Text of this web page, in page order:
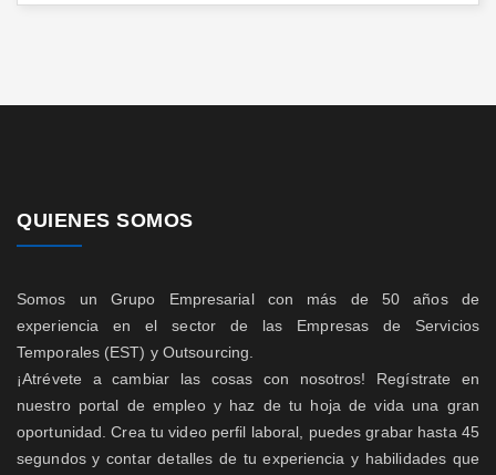
QUIENES SOMOS
Somos un Grupo Empresarial con más de 50 años de
experiencia en el sector de las Empresas de Servicios
Temporales (EST) y Outsourcing.
¡Atrévete a cambiar las cosas con nosotros! Regístrate en
nuestro portal de empleo y haz de tu hoja de vida una gran
oportunidad. Crea tu video perfil laboral, puedes grabar hasta 45
segundos y contar detalles de tu experiencia y habilidades que